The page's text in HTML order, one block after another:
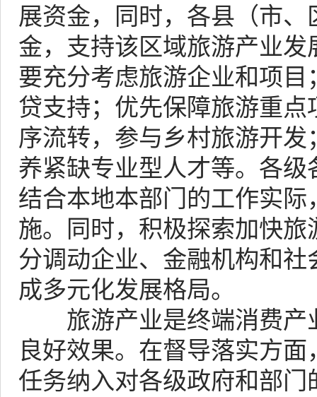
展资金，同时，各县（市
金，支持该区域旅游产业
要充分考虑旅游企业和项
贷支持；优先保障旅游重
序流转，参与乡村旅游开
养紧缺专业型人才等。各
结合本地本部门的工作实
施。同时，积极探索加快
分调动企业、金融机构和
成多元化发展格局。
旅游产业是终端消费产
良好效果。在督导落实方
任务纳入对各级政府和部